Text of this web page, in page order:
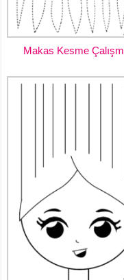
Makas Kesme